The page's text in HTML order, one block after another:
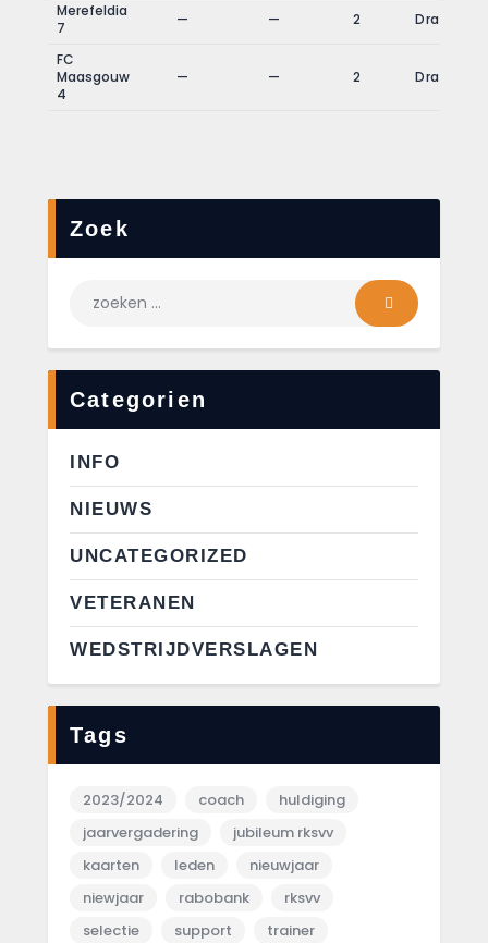
Merefeldia
7
— — 2 Draw
FC
Maasgouw
4
— — 2 Draw
Zoek
Categorien
INFO
NIEUWS
UNCATEGORIZED
VETERANEN
WEDSTRIJDVERSLAGEN
Tags
2023/2024 coach
huldiging
jaarvergadering
jubileum rksvv
kaarten
leden
nieuwjaar
niewjaar
rabobank
rksvv
selectie
support trainer